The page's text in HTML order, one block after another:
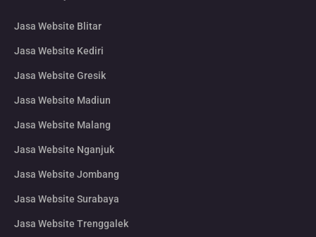
Online
Jasa Website Blitar
Jasa Website Kediri
Jasa Website Gresik
Jasa Website Madiun
Jasa Website Malang
Jasa Website Nganjuk
Jasa Website Jombang
Jasa Website Surabaya
Jasa Website Trenggalek